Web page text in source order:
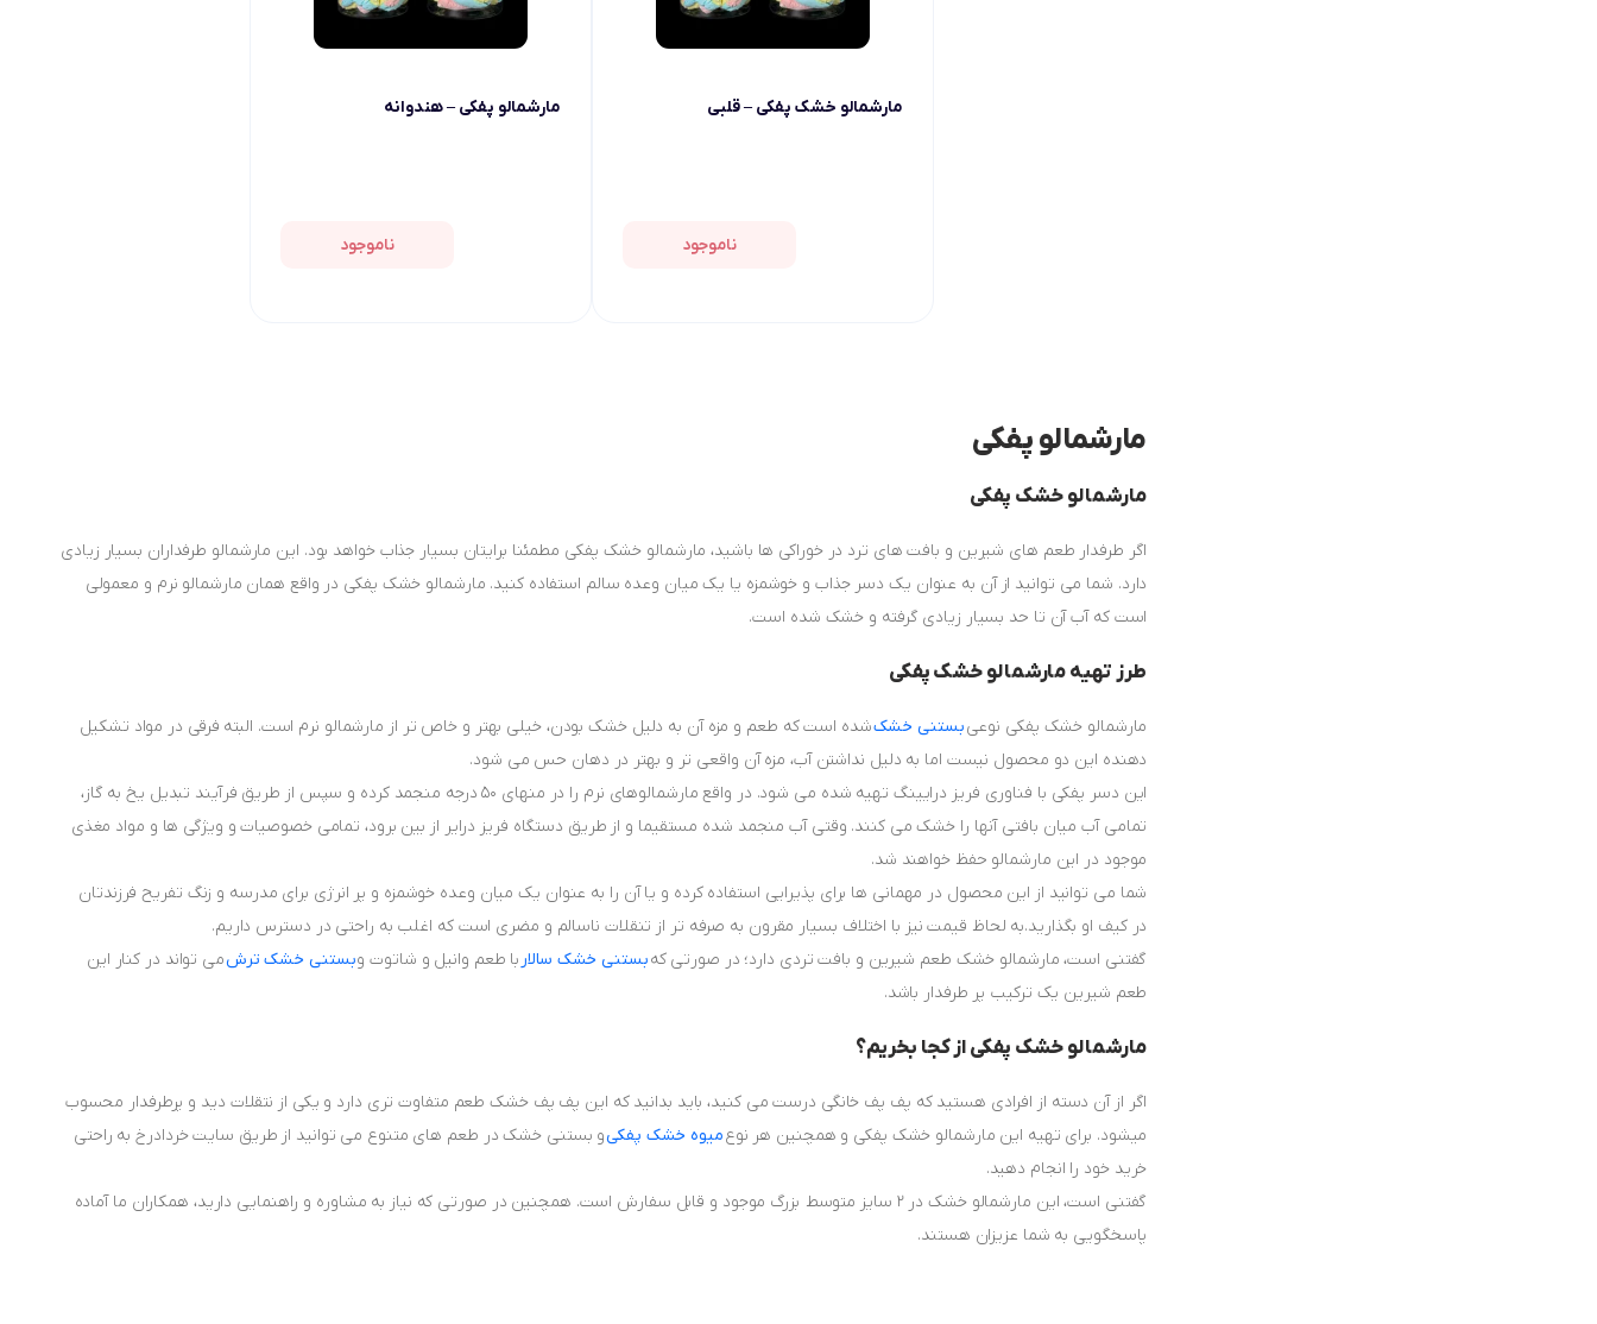
مارشمالو خشک پفکی – قلبی
ناموجود
مارشمالو پفکی – هندوانه
ناموجود
مارشمالو پفکی
مارشمالو خشک پفکی
اگر طرفدار طعم های شیرین و بافت های ترد در خوراکی ها باشید، مارشمالو خشک پفکی مطمئنا برایتان بسیار جذاب خواهد بود. این مارشمالو طرفداران بسیار زیادی
دارد. شما می توانید از آن به عنوان یک دسر جذاب و خوشمزه یا یک میان وعده سالم استفاده کنید. مارشمالو خشک پفکی در واقع همان مارشمالو نرم و معمولی
است که آب آن تا حد بسیار زیادی گرفته و خشک شده است.
طرز تهیه مارشمالو خشک پفکی
مارشمالو خشک پفکی نوعیبستنی خشکشده است که طعم و مزه آن به دلیل خشک بودن، خیلی بهتر و خاص تر از مارشمالو نرم است. البته فرقی در مواد تشکیل
دهنده این دو محصول نیست اما به دلیل نداشتن آب، مزه آن واقعی تر و بهتر در دهان حس می شود.
این دسر پفکی با فناوری فریز درایینگ تهیه شده می شود. در واقع مارشمالوهای نرم را در منهای 50 درجه منجمد کرده و سپس از طریق فرآیند تبدیل یخ به گاز،
تمامی آب میان بافتی آنها را خشک می کنند. وقتی آب منجمد شده مستقیما و از طریق دستگاه فریز درایر از بین برود، تمامی خصوصیات و ویژگی ها و مواد مغذی
موجود در این مارشمالو حفظ خواهند شد.
شما می توانید از این محصول در مهمانی ها برای پذیرایی استفاده کرده و یا آن را به عنوان یک میان وعده خوشمزه و پر انرژی برای مدرسه و زنگ تفریح فرزندتان
در کیف او بگذارید.به لحاظ قیمت نیز با اختلاف بسیار مقرون به صرفه تر از تنقلات ناسالم و مضری است که اغلب به راحتی در دسترس داریم.
گفتنی است، مارشمالو خشک طعم شیرین و بافت تردی دارد؛ در صورتی کهبستنی خشک سالار با طعم وانیل و شاتوت وبستنی خشک ترشمی تواند در کنار این
طعم شیرین یک ترکیب پر طرفدار باشد.
مارشمالو خشک پفکی از کجا بخریم؟
اگر از آن دسته از افرادی هستید که پف پف خانگی درست می کنید، باید بدانید که این پف پف خشک طعم متفاوت تری دارد و یکی از نتقلات دید و پرطرفدار محسوب
میشود. برای تهیه این مارشمالو خشک پفکی و همچنین هر نوعمیوه خشک پفکیو بستنی خشک در طعم های متنوع می توانید از طریق سایت خردادرخ به راحتی
خرید خود را انجام دهید.
گفتنی است، این مارشمالو خشک در 2 سایز متوسط بزرگ موجود و قابل سفارش است. همچنین در صورتی که نیاز به مشاوره و راهنمایی دارید، همکاران ما آماده
پاسخگویی به شما عزیزان هستند.